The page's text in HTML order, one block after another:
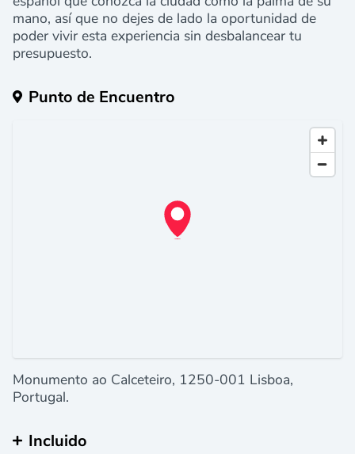
mano, así que no dejes de lado la oportunidad de
poder vivir esta experiencia sin desbalancear tu
presupuesto.
Punto de Encuentro
Monumento ao Calceteiro, 1250-001 Lisboa,
Portugal.
Incluido